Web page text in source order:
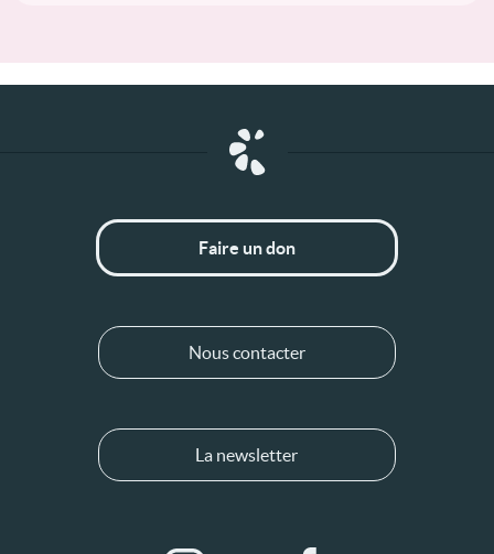
Faire un don
Nous contacter
La newsletter